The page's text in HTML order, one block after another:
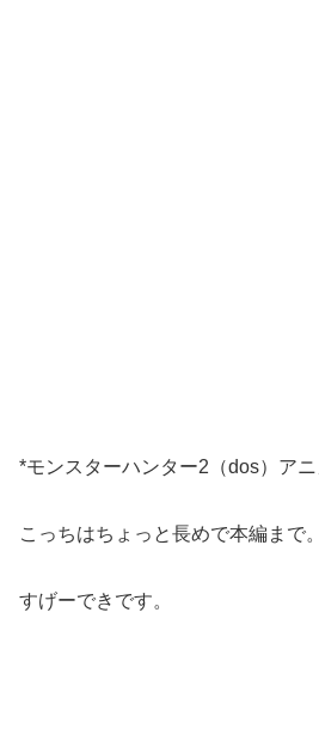
*モンスターハンター2（dos）ア
こっちはちょっと長めで本編まで。
すげーできです。